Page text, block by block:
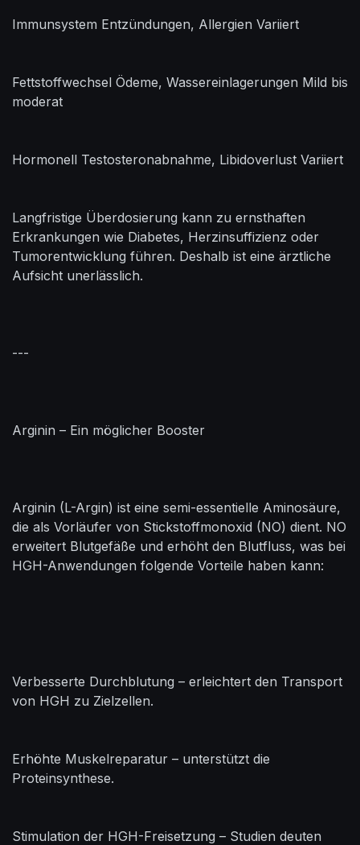
Immunsystem Entzündungen, Allergien Variiert
Fettstoffwechsel Ödeme, Wassereinlagerungen Mild bis
moderat
Hormonell Testosteronabnahme, Libidoverlust Variiert
Langfristige Überdosierung kann zu ernsthaften
Erkrankungen wie Diabetes, Herzinsuffizienz oder
Tumorentwicklung führen. Deshalb ist eine ärztliche
Aufsicht unerlässlich.
---
Arginin – Ein möglicher Booster
Arginin (L-Argin) ist eine semi-essentielle Aminosäure,
die als Vorläufer von Stickstoffmonoxid (NO) dient. NO
erweitert Blutgefäße und erhöht den Blutfluss, was bei
HGH-Anwendungen folgende Vorteile haben kann:
Verbesserte Durchblutung – erleichtert den Transport
von HGH zu Zielzellen.
Erhöhte Muskelreparatur – unterstützt die
Proteinsynthese.
Stimulation der HGH-Freisetzung – Studien deuten